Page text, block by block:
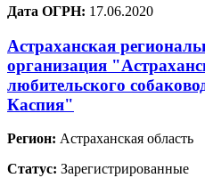
Дата ОГРН: 17.06.2020
Астраханская
организация
любительского
Каспия"
Регион: Астраханская область
Статус: Зарегистрированные